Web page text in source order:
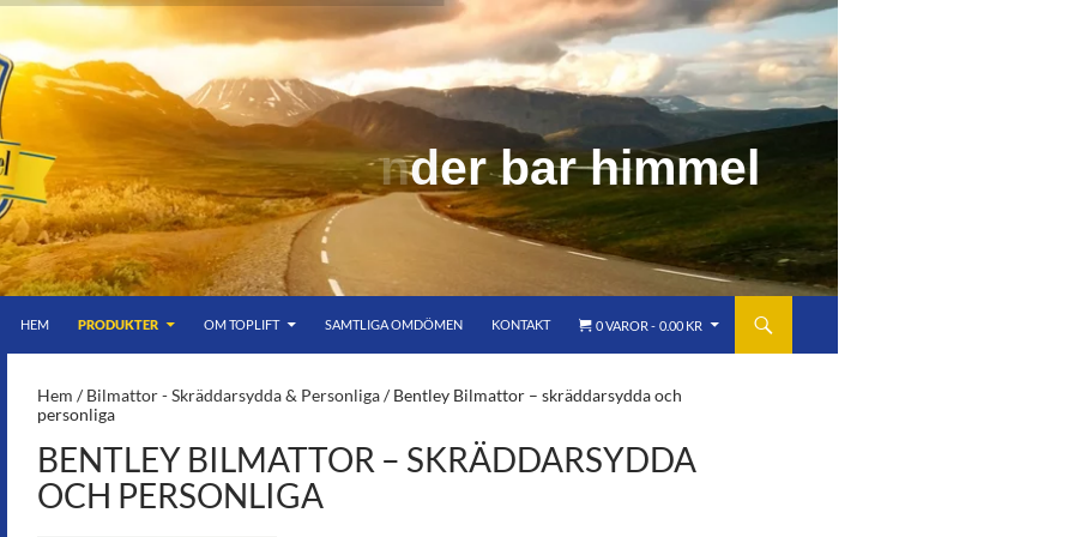
bar himmel
HEM
PRODUKTER OM TOPLIFT SAMTLIGA OMDÖMEN KONTAKT 0 VAROR 0.00 KR
Hem /Bilmattor - Skräddarsydda & Personliga/ Bentley Bilmattor – skräddarsydda och
personliga
BENTLEY BILMATTOR – SKRÄDDARSYDDA
OCH PERSONLIGA